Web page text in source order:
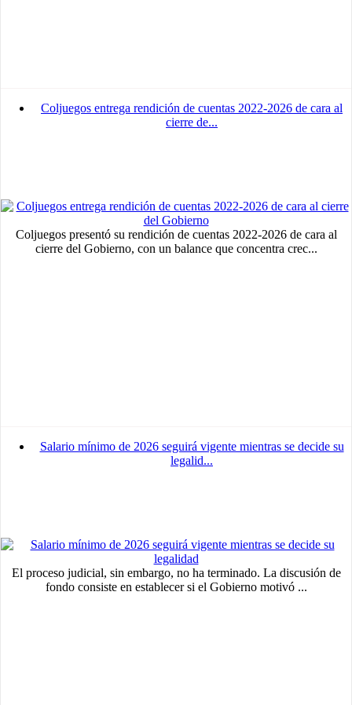
Coljuegos entrega rendición de cuentas 2022-2026 de cara al
cierre de...
Coljuegos presentó su rendición de cuentas 2022-2026 de cara al
cierre del Gobierno, con un balance que concentra crec...
Salario mínimo de 2026 seguirá vigente mientras se decide su
legalid...
El proceso judicial, sin embargo, no ha terminado. La discusión de
fondo consiste en establecer si el Gobierno motivó ...
Advertisement
Advertisement
Advertisement
Advertisement